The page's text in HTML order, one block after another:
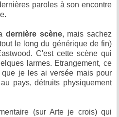
paroles à son encontre
dernière scène, mais sachez
le long du générique de fin)
C'est cette scène qui
larmes. Etrangement, ce
je les ai versée mais pour
pays, détruits physiquement
(sur Arte je crois) qui